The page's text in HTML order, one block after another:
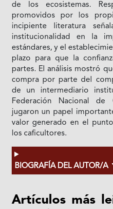
de los ecosistemas.
promovidos por los
incipiente literatura
institucionalidad en la
estándares, y el
plazo para que la
partes. El análisis mostró
compra por parte del
de un intermediario
Federación Nacional de
jugaron un papel
valor generado en el
los caficultores.
BIOGRAFÍA DEL AUTOR/A
Artículos más